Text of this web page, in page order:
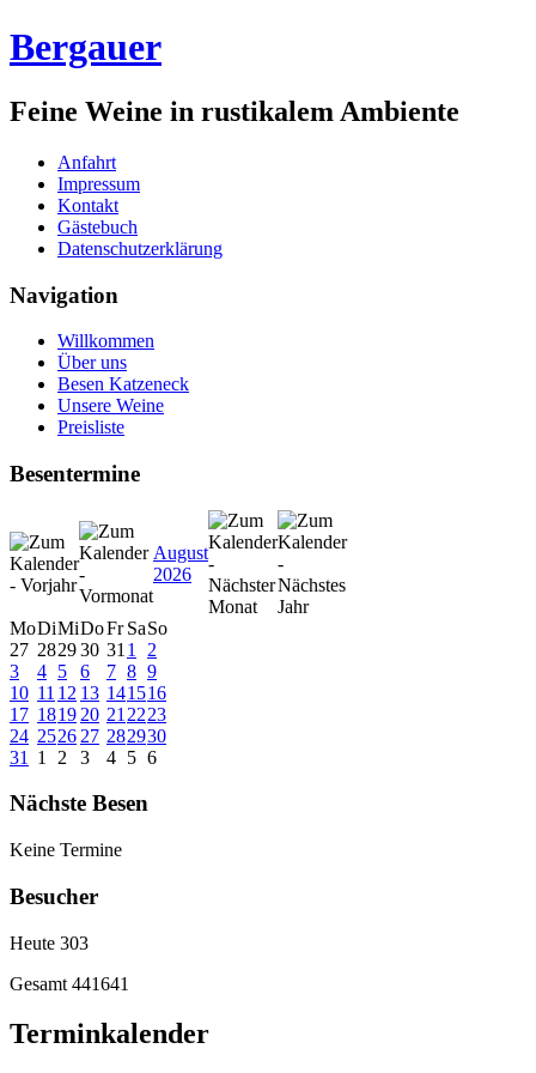
Bergauer
Feine Weine in rustikalem Ambiente
Anfahrt
Impressum
Kontakt
Gästebuch
Datenschutzerklärung
Navigation
Willkommen
Über uns
Besen Katzeneck
Unsere Weine
Preisliste
Besentermine
August
2026
MoDiMiDoFr SaSo
27 282930 31 1
2
3
4 5 6 7 8 9
10 11 12 13 141516
17 1819 20 21 2223
24 2526 27 282930
31
1 2 3 4 5 6
Nächste Besen
Keine Termine
Besucher
Heute 303
Gesamt 441641
Terminkalender